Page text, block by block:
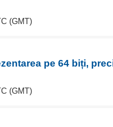
(GMT)
pe 64 biți,
(GMT)